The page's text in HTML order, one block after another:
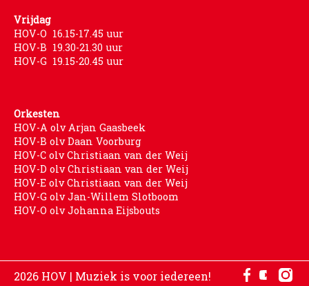
Vrijdag
HOV-O 16.15-17.45 uur
HOV-B 19.30-21.30 uur
HOV-G 19.15-20.45 uur
Orkesten
HOV-A olv Arjan Gaasbeek
HOV-B olv Daan Voorburg
HOV-C olv Christiaan van der Weij
HOV-D olv Christiaan van der Weij
HOV-E olv Christiaan van der Weij
HOV-G olv Jan-Willem Slotboom
HOV-O olv Johanna Eijsbouts
2026 HOV | Muziek is voor iedereen!